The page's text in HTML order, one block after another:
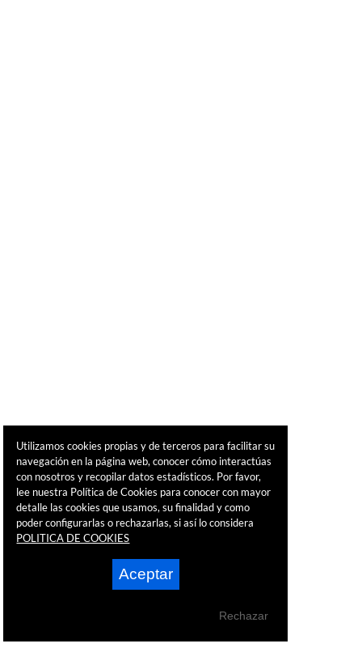
Utilizamos cookies propias y de terceros para facilitar su
navegación en la página web, conocer cómo interactúas
con nosotros y recopilar datos estadísticos. Por favor,
lee nuestra Política de Cookies para conocer con mayor
detalle las cookies que usamos, su finalidad y como
poder configurarlas o rechazarlas, si así lo considera
POLITICA DE COOKIES
Aceptar
Rechazar